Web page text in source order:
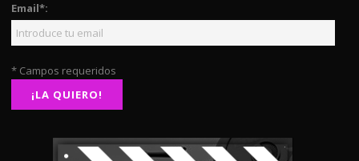
Email*:
* Campos requeridos